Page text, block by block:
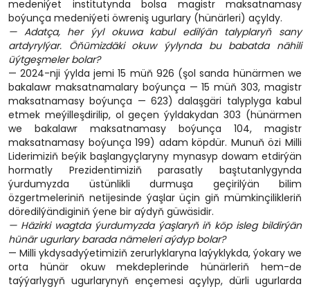
medeniýet institutynda bolsa magistr maksatnamasy
boýunça medeniýeti öwreniş ugurlary (hünärleri) açyldy.
— Adatça, her ýyl okuwa kabul edilýän talyplaryň sany
artdyrylýar. Öňümizdäki okuw ýylynda bu babatda nähili
üýtgeşmeler bolar?
— 2024-nji ýylda jemi 15 müň 926 (şol sanda hünärmen we
bakalawr maksatnamalary boýunça — 15 müň 303, magistr
maksatnamasy boýunça — 623) dalaşgäri talyplyga kabul
etmek meýilleşdirilip, ol geçen ýyldakydan 303 (hünärmen
we bakalawr maksatnamasy boýunça 104, magistr
maksatnamasy boýunça 199) adam köpdür. Munuň özi Milli
Liderimiziň beýik başlangyçlaryny mynasyp dowam etdirýän
hormatly Prezidentimiziň parasatly baştutanlygynda
ýurdumyzda üstünlikli durmuşa geçirilýän bilim
özgertmeleriniň netijesinde ýaşlar üçin giň mümkinçilikleriň
döredilýändiginiň ýene bir aýdyň güwäsidir.
— Häzirki wagtda ýurdumyzda ýaşlaryň iň köp isleg bildirýän
hünär ugurlary barada nämeleri aýdyp bolar?
— Milli ykdysadyýetimiziň zerurlyklaryna laýyklykda, ýokary we
orta hünär okuw mekdeplerinde hünärleriň hem-de
taýýarlygyň ugurlarynyň ençemesi açylyp, dürli ugurlarda